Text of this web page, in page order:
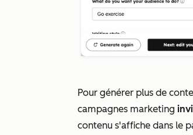
Pour générer plus de
campagnes marketing
contenu s'affiche dans le